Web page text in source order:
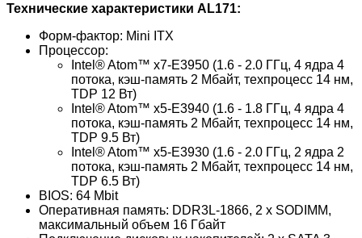
Технические характеристики AL171:
Форм-фактор: Mini ITX
Процессор:
Intel® Atom™ x7-E3950 (1.6 - 2.0 ГГц, 4 ядра 4
потока, кэш-память 2 Мбайт, техпроцесс 14 нм,
TDP 12 Вт)
Intel® Atom™ x5-E3940 (1.6 - 1.8 ГГц, 4 ядра 4
потока, кэш-память 2 Мбайт, техпроцесс 14 нм,
TDP 9.5 Вт)
Intel® Atom™ x5-E3930 (1.6 - 2.0 ГГц, 2 ядра 2
потока, кэш-память 2 Мбайт, техпроцесс 14 нм,
TDP 6.5 Вт)
BIOS: 64 Mbit
Оперативная память: DDR3L-1866, 2 x SODIMM,
максимальный объем 16 Гбайт